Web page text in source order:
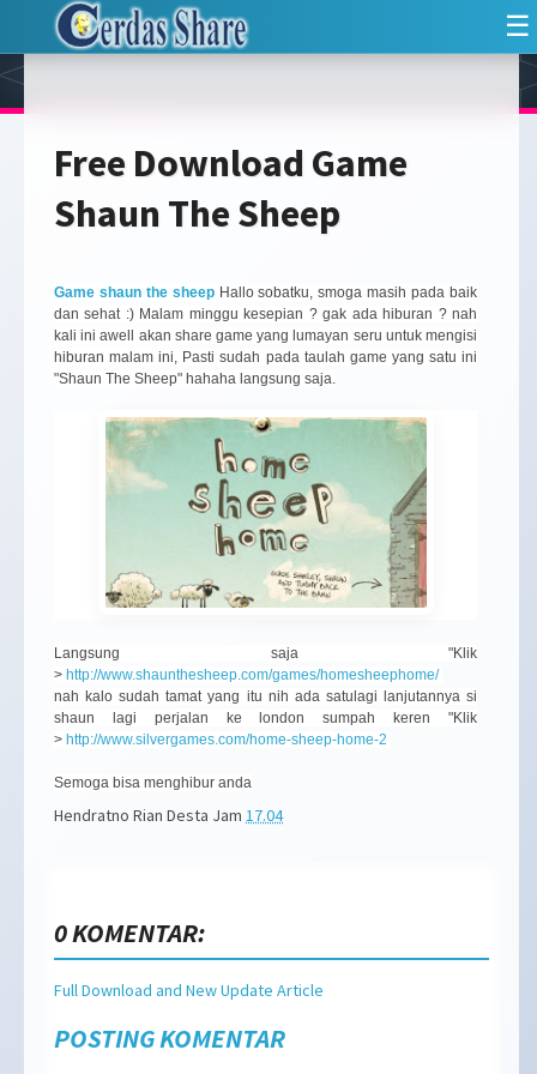
☰
Free Download Game
Shaun The Sheep
Game shaun the sheepHallo sobatku, smoga masih pada baik
dan sehat :) Malam minggu kesepian ? gak ada hiburan ? nah
kali ini awell akan share game yang lumayan seru untuk mengisi
hiburan malam ini, Pasti sudah pada taulah game yang satu ini
"Shaun The Sheep" hahaha langsung saja.
Langsung saja "Klik
> http://www.shaunthesheep.com/games/homesheephome/
nah kalo sudah tamat yang itu nih ada satulagi lanjutannya si
shaun lagi perjalan ke london sumpah keren "Klik
> http://www.silvergames.com/home-sheep-home-2
Semoga bisa menghibur anda
Hendratno Rian Desta Jam 17.04
0 KOMENTAR:
Full Download and New Update Article
POSTING KOMENTAR